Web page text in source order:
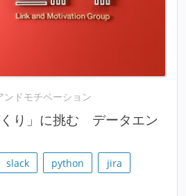
ンドモチベーション
り」に挑む データエン
slack python
jira